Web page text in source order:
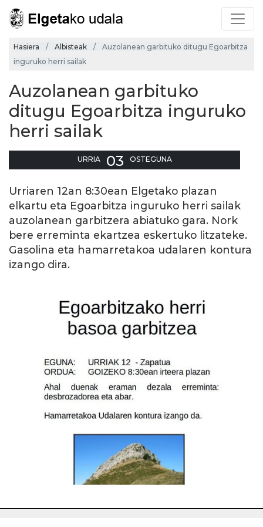
Hasiera Albisteak
Auzolanean garbituko ditugu Egoarbitza
inguruko herri sailak
Auzolanean garbituko
ditugu Egoarbitza inguruko
herri sailak
URRIA 03 OSTEGUNA
Urriaren 12an 8:30ean Elgetako plazan
elkartu eta Egoarbitza inguruko herri sailak
auzolanean garbitzera abiatuko gara. Nork
bere erreminta ekartzea eskertuko litzateke.
Gasolina eta hamarretakoa udalaren kontura
izango dira.